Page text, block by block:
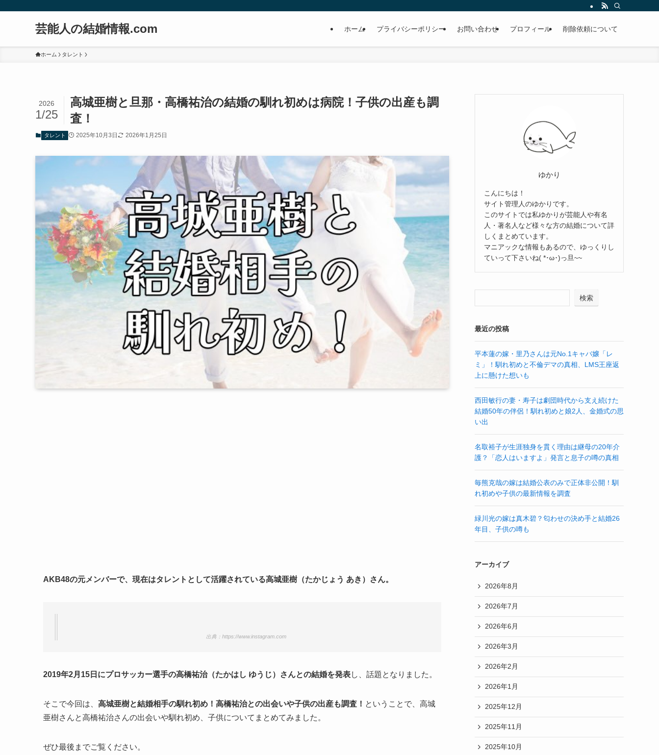
芸能人の結婚情報.com ホーム プライバシーポリシー お問い合わせ プロフィール 削除依頼について
ホーム タレント
高城亜樹と旦那・高橋祐治の結婚の馴れ初めは病院！子供の出産も調
査！
2026
1/25
タレント 2025年10月3日 2026年1月25日
AKB48の元メンバーで、現在はタレントとして活躍されている高城亜樹（たかじょう あき）さん。
出典：https://www.instagram.com
2019年2月15日にプロサッカー選手の高橋祐治（たかはし ゆうじ）さんとの結婚を発表し、話題となりました。
そこで今回は、 高城亜樹と結婚相手の馴れ初め！高橋祐治との出会いや子供の出産も調査！ ということで、高城
亜樹さんと高橋祐治さんの出会いや馴れ初め、子供についてまとめてみました。
ぜひ最後までご覧ください。
ゆかり
こんにちは！
サイト管理人のゆかりです。
このサイトでは私ゆかりが芸能人や有名
人・著名人など様々な方の結婚について詳
しくまとめています。
マニアックな情報もあるので、ゆっくりし
ていって下さいね( *･ω･)っ旦~~
検索
最近の投稿
平本蓮の嫁・里乃さんは元No.1キャバ嬢「レ
ミ」！馴れ初めと不倫デマの真相、LMS王座返
上に懸けた想いも
西田敏行の妻・寿子は劇団時代から支え続けた
結婚50年の伴侶！馴れ初めと娘2人、金婚式の思
い出
名取裕子が生涯独身を貫く理由は継母の20年介
護？「恋人はいますよ」発言と息子の噂の真相
毎熊克哉の嫁は結婚公表のみで正体非公開！馴
れ初めや子供の最新情報を調査
緑川光の嫁は真木碧？匂わせの決め手と結婚26
年目、子供の噂も
アーカイブ
2026年8月
2026年7月
2026年6月
2026年3月
2026年2月
2026年1月
2025年12月
2025年11月
2025年10月